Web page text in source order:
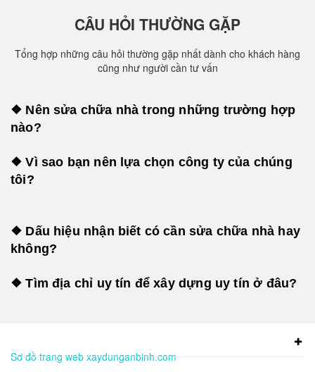
CÂU HỎI THƯỜNG GẶP
Tổng hợp những câu hỏi thường gặp nhất dành cho khách hàng
cũng như người cần tư vấn
❖ Nên sửa chữa nhà trong những trường hợp
nào?
❖ Vì sao bạn nên lựa chọn công ty của chúng
tôi?
❖ Dấu hiệu nhận biết có cần sửa chữa nhà hay
không?
❖ Tìm địa chỉ uy tín để xây dựng uy tín ở đâu?
Sơ đồ trang web xaydunganbinh.com